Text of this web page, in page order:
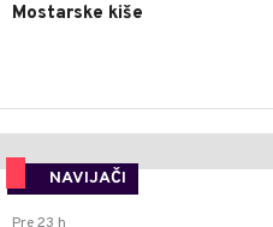
Mostarske kiše
NAVIJAČI